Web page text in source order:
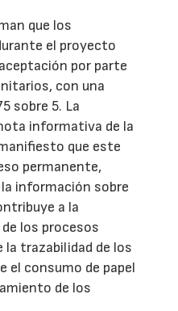
que los
el proyecto
por parte
con una
sobre 5. La
informativa de la
que este
permanente,
información sobre
a la
los procesos
trazabilidad de los
el consumo de papel
de los